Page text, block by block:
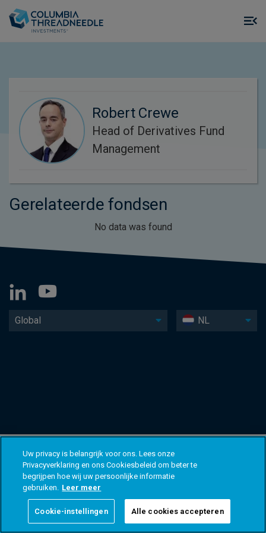
Robert Crewe
Head of Derivatives Fund
Management
Gerelateerde fondsen
No data was found
Global NL
Uw privacy is belangrijk voor ons. Lees onze
Privacyverklaring en ons Cookiesbeleid om beter te
begrijpen hoe wij uw persoonlijke informatie
gebruiken. Leer meer
Cookie-instellingen Alle cookies accepteren